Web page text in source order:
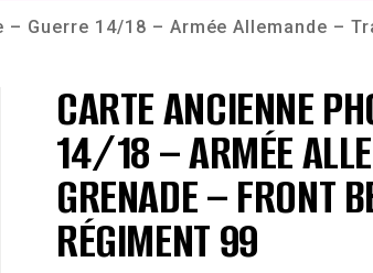
Guerre 14/18 – Armée Allemande –
CARTE ANCIENNE
14/18 – ARMÉE
GRENADE – FRONT
RÉGIMENT 99